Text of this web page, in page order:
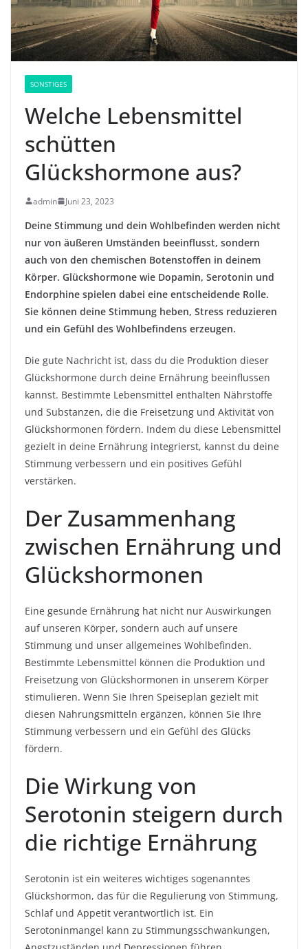
SONSTIGES
Welche Lebensmittel
schütten
Glückshormone aus?
admin Juni 23, 2023
Deine Stimmung und dein Wohlbefinden werden nicht
nur von äußeren Umständen beeinflusst, sondern
auch von den chemischen Botenstoffen in deinem
Körper. Glückshormone wie Dopamin, Serotonin und
Endorphine spielen dabei eine entscheidende Rolle.
Sie können deine Stimmung heben, Stress reduzieren
und ein Gefühl des Wohlbefindens erzeugen.
Die gute Nachricht ist, dass du die Produktion dieser
Glückshormone durch deine Ernährung beeinflussen
kannst. Bestimmte Lebensmittel enthalten Nährstoffe
und Substanzen, die die Freisetzung und Aktivität von
Glückshormonen fördern. Indem du diese Lebensmittel
gezielt in deine Ernährung integrierst, kannst du deine
Stimmung verbessern und ein positives Gefühl
verstärken.
Der Zusammenhang
zwischen Ernährung und
Glückshormonen
Eine gesunde Ernährung hat nicht nur Auswirkungen
auf unseren Körper, sondern auch auf unsere
Stimmung und unser allgemeines Wohlbefinden.
Bestimmte Lebensmittel können die Produktion und
Freisetzung von Glückshormonen in unserem Körper
stimulieren. Wenn Sie Ihren Speiseplan gezielt mit
diesen Nahrungsmitteln ergänzen, können Sie Ihre
Stimmung verbessern und ein Gefühl des Glücks
fördern.
Die Wirkung von
Serotonin steigern durch
die richtige Ernährung
Serotonin ist ein weiteres wichtiges sogenanntes
Glückshormon, das für die Regulierung von Stimmung,
Schlaf und Appetit verantwortlich ist. Ein
Serotoninmangel kann zu Stimmungsschwankungen,